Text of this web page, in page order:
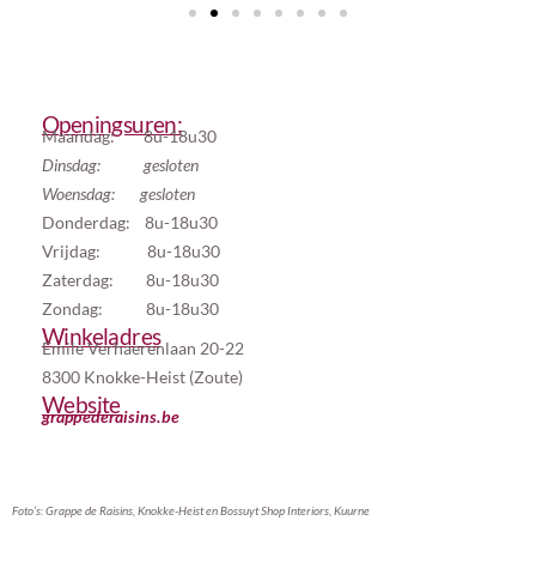
Openingsuren:
Maandag: 8u-18u30
Dinsdag: gesloten
Woensdag: gesloten
Donderdag: 8u-18u30
Vrijdag: 8u-18u30
Zaterdag: 8u-18u30
Zondag: 8u-18u30
Winkeladres
Emile Verhaerenlaan 20-22
8300 Knokke-Heist (Zoute)
Website
grappederaisins.be
Foto’s: Grappe de Raisins, Knokke-Heist en Bossuyt Shop Interiors, Kuurne